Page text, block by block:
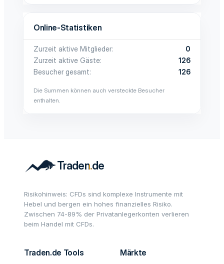
Online-Statistiken
Zurzeit aktive Mitglieder
0
Zurzeit aktive Gäste
126
Besucher gesamt
126
Die Summen können auch versteckte Besucher
enthalten.
Risikohinweis: CFDs sind komplexe Instrumente mit
Hebel und bergen ein hohes finanzielles Risiko.
Zwischen 74-89% der Privatanlegerkonten verlieren
beim Handel mit CFDs.
Traden.de Tools Märkte